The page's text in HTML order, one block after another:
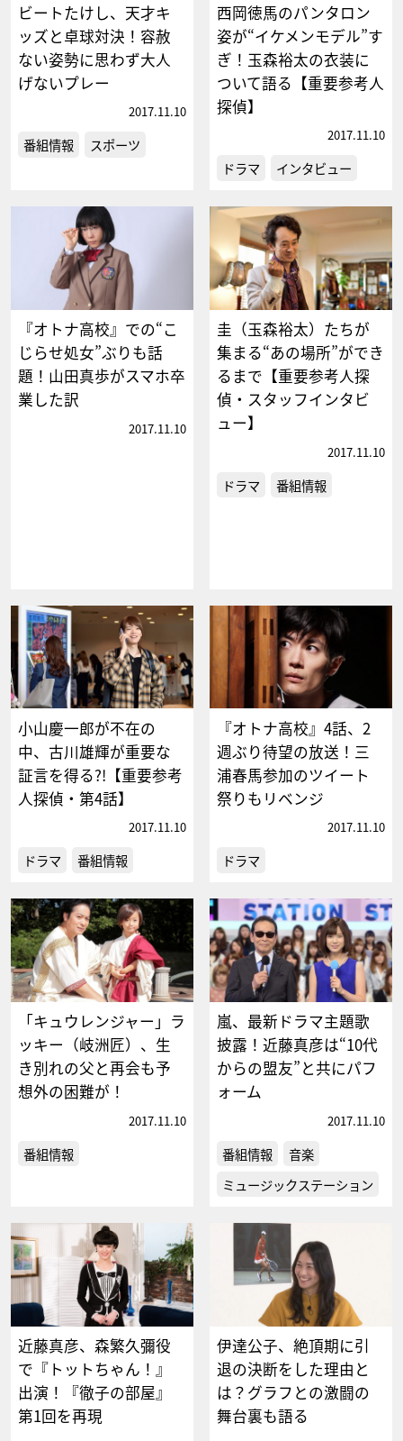
ビートたけし、天才キ
ッズと卓球対決！容赦
ない姿勢に思わず大人
げないプレー
2017.11.10
番組情報 スポーツ
西岡徳馬のパンタロン
姿が“イケメンモデル”す
ぎ！玉森裕太の衣装に
ついて語る【重要参考人
探偵】
2017.11.10
ドラマ インタビュー
『オトナ高校』での“こ
じらせ処女”ぶりも話
題！山田真歩がスマホ卒
業した訳
2017.11.10
圭（玉森裕太）たちが
集まる“あの場所”ができ
るまで【重要参考人探
偵・スタッフインタビ
ュー】
2017.11.10
ドラマ 番組情報
小山慶一郎が不在の
中、古川雄輝が重要な
証言を得る?!【重要参考
人探偵・第4話】
2017.11.10
ドラマ 番組情報
『オトナ高校』4話、2
週ぶり待望の放送！三
浦春馬参加のツイート
祭りもリベンジ
2017.11.10
ドラマ
「キュウレンジャー」ラ
ッキー（岐洲匠）、生
き別れの父と再会も予
想外の困難が！
2017.11.10
番組情報
嵐、最新ドラマ主題歌
披露！近藤真彦は“10代
からの盟友”と共にパフ
ォーム
2017.11.10
番組情報
音楽
ミュージックステーション
近藤真彦、森繁久彌役
で『トットちゃん！』
出演！『徹子の部屋』
第1回を再現
伊達公子、絶頂期に引
退の決断をした理由と
は？グラフとの激闘の
舞台裏も語る